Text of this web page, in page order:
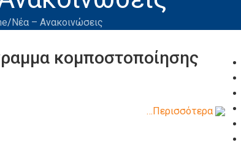
Νέα – Ανακοινώσεις
κομποστοποίησης
…Περισσότερα